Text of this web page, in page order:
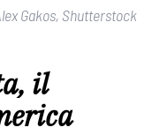
Gakos, Shutterstock
il